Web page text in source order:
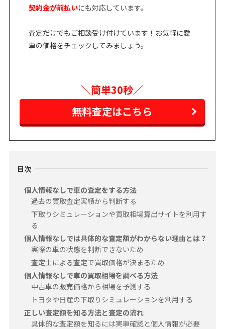
契約金が前払いにも対応しています。
査定だけでもご相談受け付けています！お気軽に愛
車の価格をチェックしてみましょう。
＼簡単30秒／
無料査定はこちら
目次
個人情報なしで車の査定をする方法
過去の買取査定実績から判断する
下取りシミュレーションや買取相場算出サイトを利用す
る
個人情報なしでは具体的な査定額がわからない理由とは？
実際の車の状態を判断できないため
査定士による査定で買取価格が決まるため
個人情報なしで車の買取相場を調べる方法
中古車の販売価格から相場を予測する
トヨタや日産の下取りシミュレーションを利用する
正しい査定額を知る方法と査定の流れ
具体的な査定額を知るには実車確認と個人情報が必要